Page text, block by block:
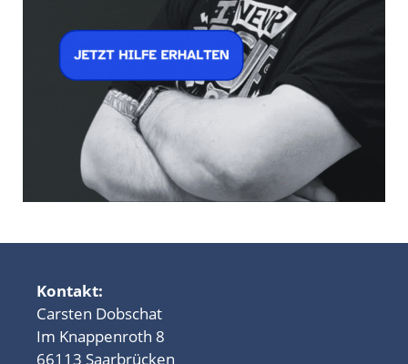
Kontakt:
Carsten Dobschat
Im Knappenroth 8
66113 Saarbrücken